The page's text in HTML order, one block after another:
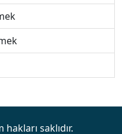
saklıdır.